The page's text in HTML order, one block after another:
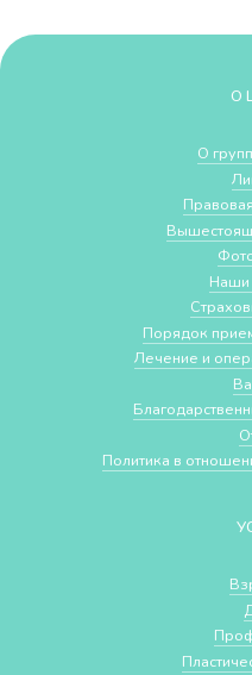
О
О
Наши
Порядок
Лечение и
Политика в